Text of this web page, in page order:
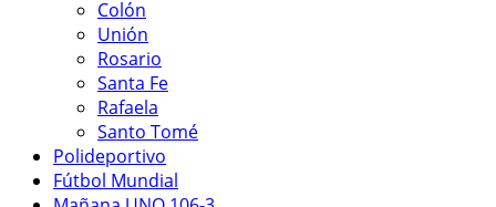
Colón
Unión
Rosario
Santa Fe
Rafaela
Santo Tomé
Polideportivo
Fútbol Mundial